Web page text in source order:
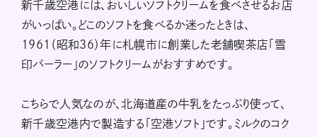
新千歳空港には、おいしいソフトクリームを食べさせるお店
がいっぱい。どこのソフトを食べるか迷ったときは、
1961（昭和36）年に札幌市に創業した老舗喫茶店「雪
印パーラー」のソフトクリームがおすすめです。
こちらで人気なのが、北海道産の牛乳をたっぷり使って、
新千歳空港内で製造する「空港ソフト」です。ミルクのコク